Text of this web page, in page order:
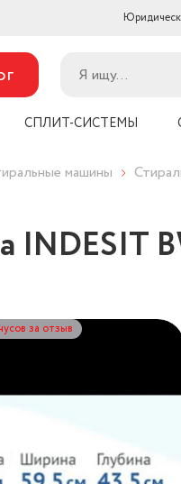
СПЛИТ-СИСТЕМЫ
машины
INDESIT
за отзыв